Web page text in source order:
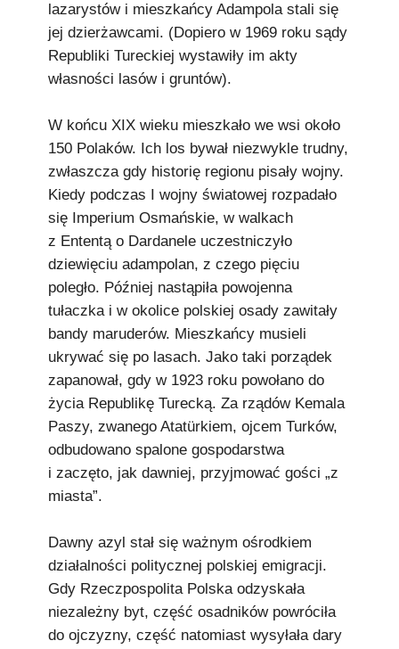
lazarystów i mieszkańcy Adampola stali się
jej dzierżawcami. (Dopiero w 1969 roku sądy
Republiki Tureckiej wystawiły im akty
własności lasów i gruntów).
W końcu XIX wieku mieszkało we wsi około
150 Polaków. Ich los bywał niezwykle trudny,
zwłaszcza gdy historię regionu pisały wojny.
Kiedy podczas I wojny światowej rozpadało
się Imperium Osmańskie, w walkach
z Ententą o Dardanele uczestniczyło
dziewięciu adampolan, z czego pięciu
poległo. Później nastąpiła powojenna
tułaczka i w okolice polskiej osady zawitały
bandy maruderów. Mieszkańcy musieli
ukrywać się po lasach. Jako taki porządek
zapanował, gdy w 1923 roku powołano do
życia Republikę Turecką. Za rządów Kemala
Paszy, zwanego Atatürkiem, ojcem Turków,
odbudowano spalone gospodarstwa
i zaczęto, jak dawniej, przyjmować gości „z
miasta”.
Dawny azyl stał się ważnym ośrodkiem
działalności politycznej polskiej emigracji.
Gdy Rzeczpospolita Polska odzyskała
niezależny byt, część osadników powróciła
do ojczyzny, część natomiast wysyłała dary